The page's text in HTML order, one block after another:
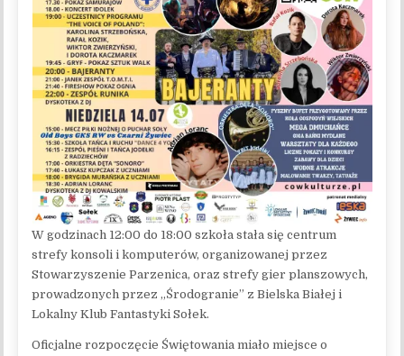
W godzinach 12:00 do 18:00 szkoła stała się centrum
strefy konsoli i komputerów, organizowanej przez
Stowarzyszenie Parzenica, oraz strefy gier planszowych,
prowadzonych przez „Środogranie” z Bielska Białej i
Lokalny Klub Fantastyki Sołek.
Oficjalne rozpoczęcie Świętowania miało miejsce o